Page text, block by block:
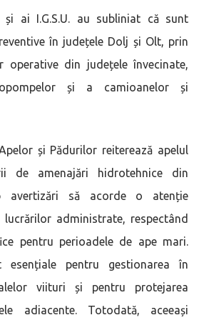
și ai I.G.S.U. au subliniat că sunt
în județele Dolj și Olt, prin
operative din județele învecinate,
și a camioanelor și
și Pădurilor reiterează apelul
de amenajări hidrotehnice din
avertizări să acorde o atenție
lucrărilor administrate, respectând
pentru perioadele de ape mari.
esențiale pentru gestionarea în
viituri și pentru protejarea
adiacente. Totodată, aceeași